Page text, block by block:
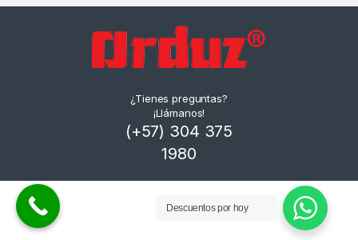
¿Tienes preguntas?
¡Llámanos!
(+57) 304 375
1980
Descuentos por hoy